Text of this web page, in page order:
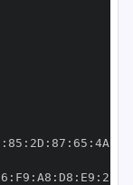
: 85 : 2D : 87 : 65 : 4A
: F9 : A8 : D8 : E9 : 28